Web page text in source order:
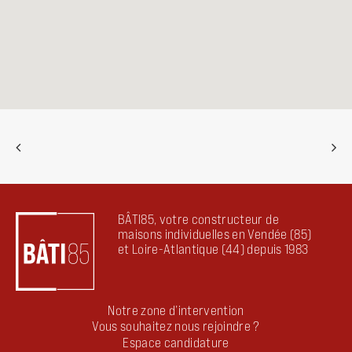
BÂTI85, votre constructeur de
maisons individuelles en Vendée (85)
et Loire-Atlantique (44) depuis 1983
Notre zone d’intervention
Vous souhaitez nous rejoindre ?
Espace candidature